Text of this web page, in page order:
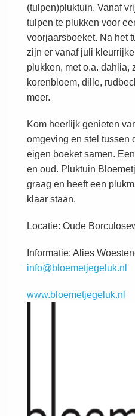
(tulpen)pluktuin. Vanaf
tulpen te plukken voor
voorjaarsboeket. Na het
zijn er vanaf juli
plukken, met o.a. dahlia,
korenbloem, dille,
meer.
Kom heerlijk genieten
omgeving en stel tussen
eigen boeket samen.
en oud. Pluktuin
graag en heeft een
klaar staan.
Locatie: Oude
Informatie: Alies
info@bloemetjegeluk.nl
www.bloemetjegeluk.nl